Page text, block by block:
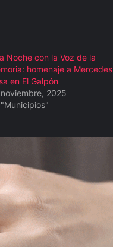
Noche con la Voz de la
homenaje a Mercedes
en El Galpón
2025
"Municipios"